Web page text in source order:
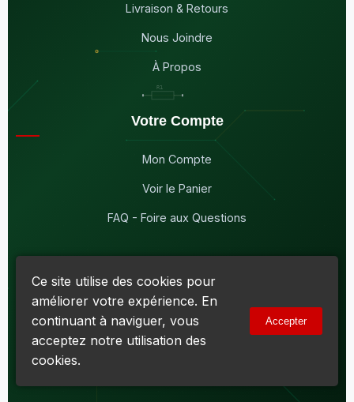
Livraison & Retours
Nous Joindre
À Propos
Votre Compte
Mon Compte
Voir le Panier
FAQ - Foire aux Questions
© 2026Maddison Électronique Inc.
Politique de confidentialité & Cookies|
Conditions d'utilisation
Numéro d'entreprise du Québec (NEQ) :
R138919030RT0001 • TVQ : 10-1702-3051TQ0001
Ce site utilise des cookies pour
améliorer votre expérience. En
continuant à naviguer, vous
acceptez notre utilisation des
cookies.
Accepter